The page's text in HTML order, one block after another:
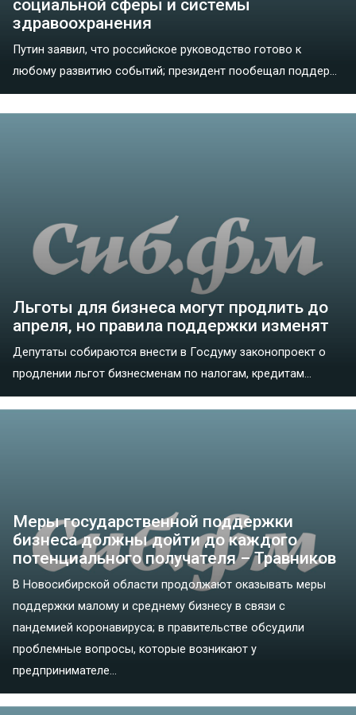
социальной сферы и системы
здравоохранения
Путин заявил, что российское руководство готово к
любому развитию событий; президент пообещал поддер...
Льготы для бизнеса могут продлить до
апреля, но правила поддержки изменят
Депутаты собираются внести в Госдуму законопроект о
продлении льгот бизнесменам по налогам, кредитам...
Меры государственной поддержки
бизнеса должны дойти до каждого
потенциального получателя – Травников
В Новосибирской области продолжают оказывать меры
поддержки малому и среднему бизнесу в связи с
пандемией коронавируса; в правительстве обсудили
проблемные вопросы, которые возникают у
предпринимателе...